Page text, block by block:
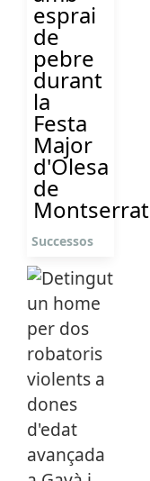
esprai
de
pebre
durant
la
Festa
Major
d'Olesa
de
Montserrat
Successos